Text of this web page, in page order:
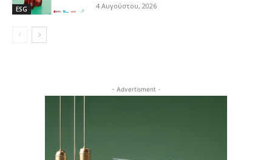
ESG 4 Αυγούστου, 2026
- Advertisment -